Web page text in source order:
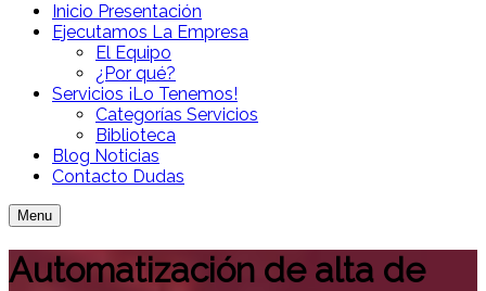
Inicio Presentación
Ejecutamos La Empresa
El Equipo
¿Por qué?
Servicios ¡Lo Tenemos!
Categorías Servicios
Biblioteca
Blog Noticias
Contacto Dudas
Menu
Automatización de alta de